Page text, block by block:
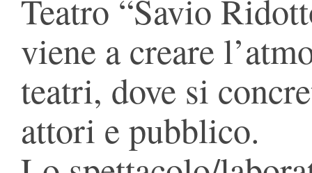
Teatro “Savio
viene a creare
teatri, dove si
attori e pubblico.